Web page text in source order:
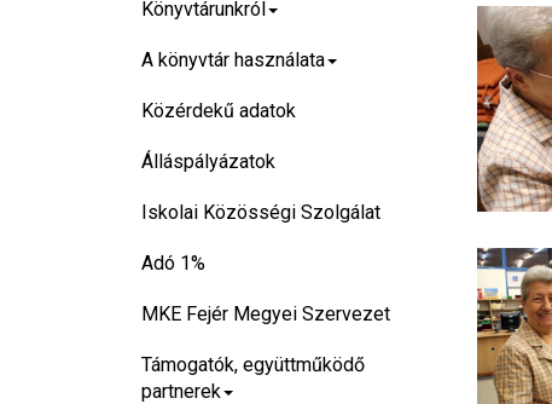
Könyvtárunkról
A könyvtár használata
Közérdekű adatok
Álláspályázatok
Iskolai Közösségi Szolgálat
Adó 1%
MKE Fejér Megyei Szervezet
Támogatók, együttműködő
partnerek